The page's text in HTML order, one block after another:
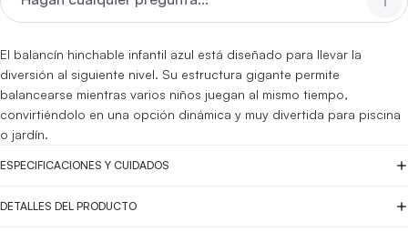
El balancín hinchable infantil azul está diseñado para llevar la
diversión al siguiente nivel. Su estructura gigante permite
balancearse mientras varios niños juegan al mismo tiempo,
convirtiéndolo en una opción dinámica y muy divertida para piscina
o jardín.
ESPECIFICACIONES Y CUIDADOS
DETALLES DEL PRODUCTO